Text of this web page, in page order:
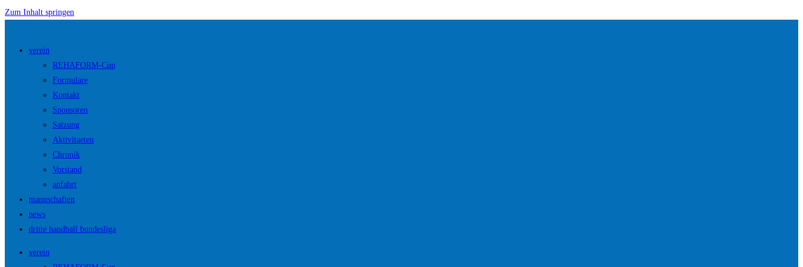
Zum Inhalt springen
verein
REHAFORM-Cup
Formulare
Kontakt
Sponsoren
Satzung
Aktivitaeten
Chronik
Vorstand
anfahrt
mannschaften
news
dritte handball bundesliga
verein